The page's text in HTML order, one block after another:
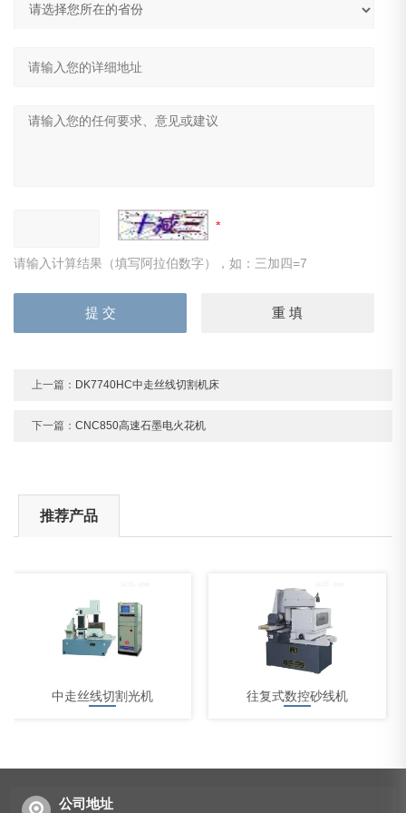
请输入计算结果（填写阿拉伯数字），如：三加四=7
上一篇： DK7740HC中走丝线切割机床
下一篇：CNC850高速石墨电火花机
推荐产品
中走丝线切割光机 往复式数控砂线机
公司地址